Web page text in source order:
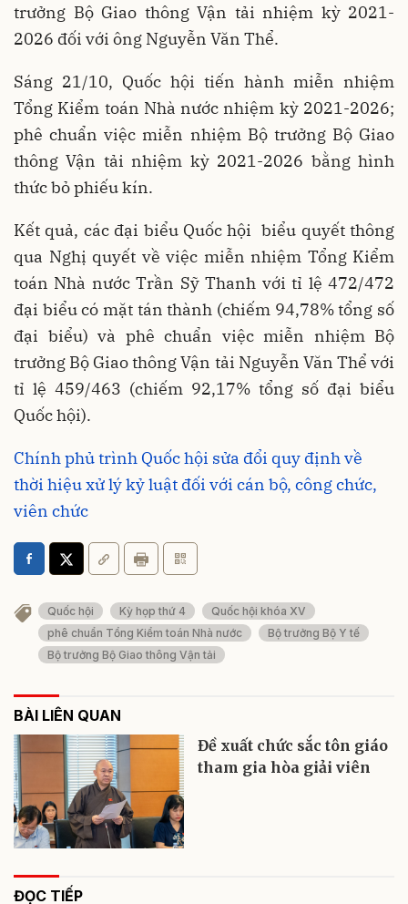
trưởng Bộ Giao thông Vận tải nhiệm kỳ 2021-
2026 đối với ông Nguyễn Văn Thể.
Sáng 21/10, Quốc hội tiến hành miễn nhiệm
Tổng Kiểm toán Nhà nước nhiệm kỳ 2021-2026;
phê chuẩn việc miễn nhiệm Bộ trưởng Bộ Giao
thông Vận tải nhiệm kỳ 2021-2026 bằng hình
thức bỏ phiếu kín.
Kết quả, các đại biểu Quốc hội biểu quyết thông
qua Nghị quyết về việc miễn nhiệm Tổng Kiểm
toán Nhà nước Trần Sỹ Thanh với tỉ lệ 472/472
đại biểu có mặt tán thành (chiếm 94,78% tổng số
đại biểu) và phê chuẩn việc miễn nhiệm Bộ
trưởng Bộ Giao thông Vận tải Nguyễn Văn Thể với
tỉ lệ 459/463 (chiếm 92,17% tổng số đại biểu
Quốc hội).
Chính phủ trình Quốc hội sửa đổi quy định về
thời hiệu xử lý kỷ luật đối với cán bộ, công chức,
viên chức
Quốc hội Kỳ họp thứ 4
Quốc hội khóa XV
phê chuẩn Tổng Kiểm toán Nhà nước
Bộ trưởng Bộ Y tế
Bộ trưởng Bộ Giao thông Vận tải
BÀI LIÊN QUAN
Đề xuất chức sắc tôn giáo
tham gia hòa giải viên
ĐỌC TIẾP